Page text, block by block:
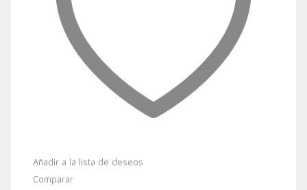
Añadir a la lista de deseos
Comparar